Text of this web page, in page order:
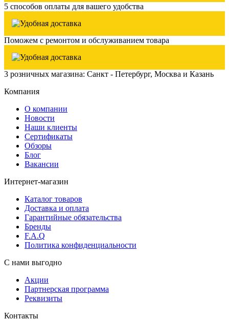
5 способов оплаты для вашего удобства
Поможем с ремонтом и обслуживанием товара
3 розничных магазина: Санкт - Петербург, Москва и Казань
Компания
О компании
Новости
Наши клиенты
Сертификаты
Обзоры
Блог
Вакансии
Интернет-магазин
Каталог товаров
Доставка и оплата
Гарантийные обязательства
Бренды
F.A.Q
Политика конфиденциальности
С нами выгодно
Акции
Партнерская программа
Реквизиты
Контакты